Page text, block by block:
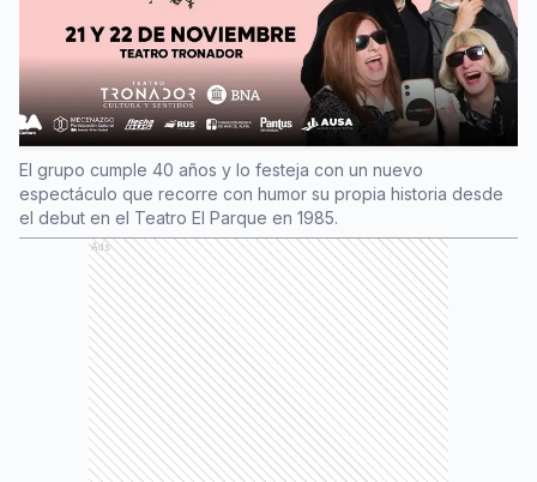
El grupo cumple 40 años y lo festeja con un nuevo
espectáculo que recorre con humor su propia historia desde
el debut en el Teatro El Parque en 1985.
Ads